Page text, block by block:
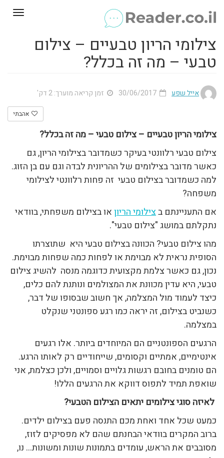
צילומי הריון טבעיים – צילום
טבעי – מה זה בכלל?
אייל שפע זמן קריאה מוערך: 2 דק'
אהבתי
צילומי הריון טבעיים – צילום טבעי – מה זה בכלל?
צילום טבעי רלוונטי בעיקר כשמדובר בצילומי הריון, גם
כאשר מדובר בצילומים של ההריונית לבדה וגם עם בן הזוג.
למה כשמדובר בצילום טבעי זה פחות רלוונטי לצילומי
משפחה?
אם התעניינתם בצילומי הריוןאו בצילום משפחתי, בוודאי
נתקלתם במושג "צילום טבעי".
מהו צילום טבעי? הכוונה בצילום טבעי היא שתוצרתו
הסופית נראית לא מבוימת או לפחות כמה שפחות מבוימת.
נכון, גם כאשר צלמת מקצועית כדוגמה מנסה להשיג צילום
טבעי, היא עדין מכוונת את המצולמים ונותנת להם כלים,
כיצד לעמוד מול המצלמה, אך חשוב שבסופו של דבר,
כשנביט בצילום, זה יראה כמו רגע ספונטני שנקלט
במצלמה.
הרגעים הספונטניים הם המיוחדים ביותר. אלו רגעים
אינטימיים, אמתיים וקסומים, שייחודיים רק לאותו הרגע.
הם טומנים בחובם רגשות גלויים וסמויים, ולכן כצלמת, אני
שואפת תמיד לתפוס דווקא את הרגעים הללו!
לאיזה סוגי צילומים יתאים הצילום הטבעי?
כמעט שכל אחד ואחת מכם התנסה פעם בצילום ילדים.
ברוב המקרים בוודאי הבחנתם שהם לא מפסיקים לזוז,
מסובבים את הראש, עומדים בתמונות שונות ומשונות… נו,